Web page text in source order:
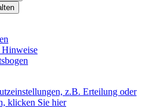
Hinweise
z.B. Erteilung oder
klicken Sie hier